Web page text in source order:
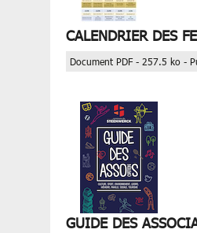
CALENDRIER DES
Document PDF - 257.5 ko -
GUIDE DES